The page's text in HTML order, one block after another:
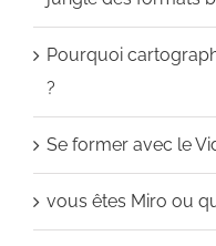
Pourquoi
?
Se former avec le
vous êtes Miro ou